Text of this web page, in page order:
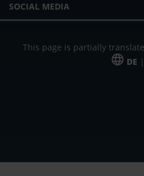
SOCIAL MEDIA
This page is partially
DE